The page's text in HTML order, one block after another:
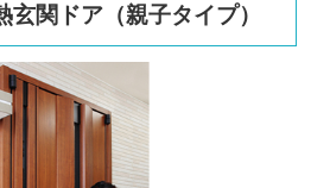
関ドア（親子タイプ）